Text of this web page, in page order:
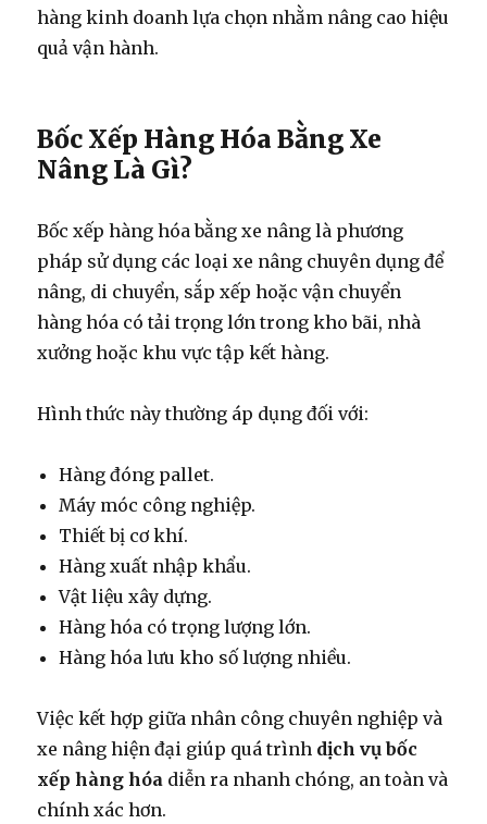
hàng kinh doanh lựa chọn nhằm nâng cao hiệu
quả vận hành.
Bốc Xếp Hàng Hóa Bằng Xe
Nâng Là Gì?
Bốc xếp hàng hóa bằng xe nâng là phương
pháp sử dụng các loại xe nâng chuyên dụng để
nâng, di chuyển, sắp xếp hoặc vận chuyển
hàng hóa có tải trọng lớn trong kho bãi, nhà
xưởng hoặc khu vực tập kết hàng.
Hình thức này thường áp dụng đối với:
Hàng đóng pallet.
Máy móc công nghiệp.
Thiết bị cơ khí.
Hàng xuất nhập khẩu.
Vật liệu xây dựng.
Hàng hóa có trọng lượng lớn.
Hàng hóa lưu kho số lượng nhiều.
Việc kết hợp giữa nhân công chuyên nghiệp và
xe nâng hiện đại giúp quá trình dịch vụ bốc
xếp hàng hóa diễn ra nhanh chóng, an toàn và
chính xác hơn.